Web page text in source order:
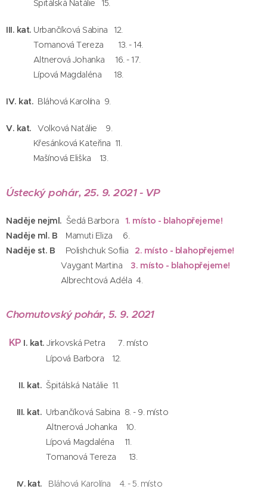
Špitálská Natálie 15.
III. kat. Urbančíková Sabina 12.
Tomanová Tereza 13. - 14.
Altnerová Johanka 16. - 17.
Lípová Magdaléna 18.
IV. kat. Bláhová Karolína 9.
V. kat.
Volková Natálie 9.
Křesánková Kateřina 11.
Mašínová Eliška 13.
Ústecký pohár, 25. 9. 2021 - VP
Naděje nejml. Šedá Barbora 1. místo - blahopřejeme!
Naděje ml. B
Mamuti Eliza 6.
Naděje st. B
Polishchuk Sofiia 2. místo - blahopřejeme!
Vaygant Martina3. místo - blahopřejeme!
Albrechtová Adéla 4.
Chomutovský pohár, 5. 9. 2021
KP I. kat. Jirkovská Petra 7. místo
Lípová Barbora 12.
II. kat. Špitálská Natálie 11.
III. kat. Urbančíková Sabina 8. - 9. místo
Altnerová Johanka 10.
Lípová Magdaléna 11.
Tomanová Tereza 13.
IV.kat. Bláhová Karolína 4. - 5. místo